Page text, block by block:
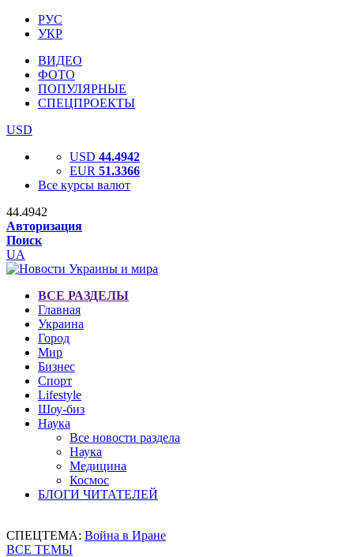
РУС
УКР
ВИДЕО
ФОТО
ПОПУЛЯРНЫЕ
СПЕЦПРОЕКТЫ
USD
USD 44.4942
EUR 51.3366
Все курсы валют
44.4942
Авторизация
Поиск
UA
ВСЕ РАЗДЕЛЫ
Главная
Украина
Город
Мир
Бизнес
Спорт
Lifestyle
Шоу-биз
Наука
Все новости раздела
Наука
Медицина
Космос
БЛОГИ ЧИТАТЕЛЕЙ
СПЕЦТЕМА: Война в Иране
ВСЕ ТЕМЫ